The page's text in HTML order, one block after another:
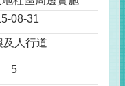
08-31
及人行道
5